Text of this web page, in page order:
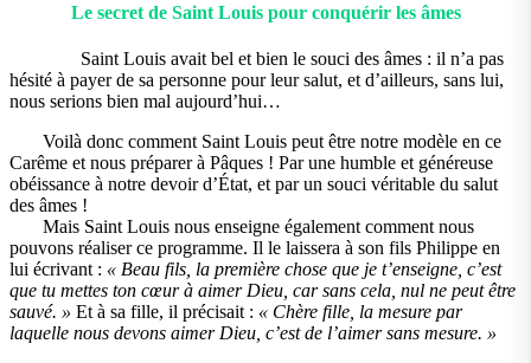
Le secret de Saint Louis pour conquérir les âmes
Saint Louis avait bel et bien le souci des âmes : il n’a pas
hésité à payer de sa personne pour leur salut, et d’ailleurs, sans lui,
nous serions bien mal aujourd’hui…
Voilà donc comment Saint Louis peut être notre modèle en ce
Carême et nous préparer à Pâques ! Par une humble et généreuse
obéissance à notre devoir d’État, et par un souci véritable du salut
des âmes !
Mais Saint Louis nous enseigne également comment nous
pouvons réaliser ce programme. Il le laissera à son fils Philippe en
lui écrivant : « Beau fils, la première chose que je t’enseigne, c’est
que tu mettes ton cœur à aimer Dieu, car sans cela, nul ne peut être
sauvé. » Et à sa fille, il précisait : « Chère fille, la mesure par
laquelle nous devons aimer Dieu, c’est de l’aimer sans mesure. »